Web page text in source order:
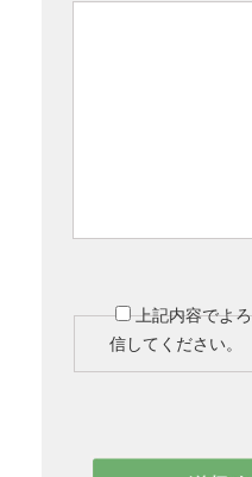
上記内容でよ
信してください。